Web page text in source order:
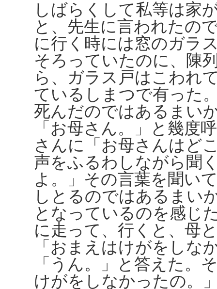
しばらくして私等は家
と、先生に言われたの
に行く時には窓のガラ
そろっていたのに、陳
ら、ガラス戸はこわれ
ているしまつで有った
死んだのではあるまい
「お母さん。」と幾度
さんに「お母さんはど
声をふるわしながら聞
よ。」その言葉を聞い
しとるのではあるまい
となっているのを感じ
に走って、行くと、母
「おまえはけがをしな
「うん。」と答えた。
けがをしなかったの。